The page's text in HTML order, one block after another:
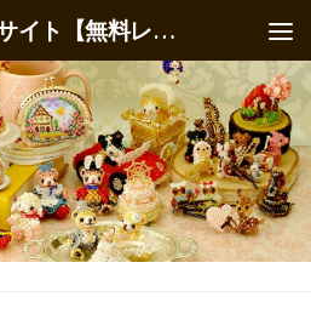
ビーズマニア*ファンサイト【無料レシピ】